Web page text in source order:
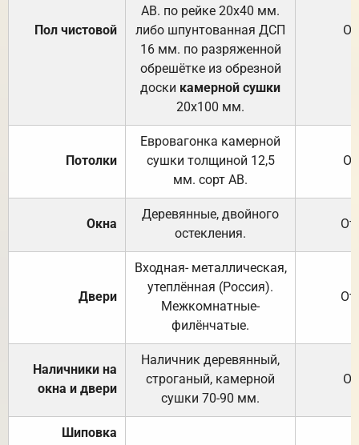
Пол чистовой
АВ. по рейке 20х40 мм.
либо шпунтованная ДСП
16 мм. по разряженной
обрешётке из обрезной
доски камерной сушки
20х100 мм.
Потолки
Евровагонка камерной
сушки толщиной 12,5
мм. сорт АВ.
Окна
Деревянные, двойного
остекления.
Двери
Входная- металлическая,
утеплённая (Россия).
Межкомнатные-
филёнчатые.
Наличники на
окна и двери
Наличник деревянный,
строганый, камерной
сушки 70-90 мм.
Шиповка